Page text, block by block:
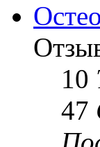
10
47